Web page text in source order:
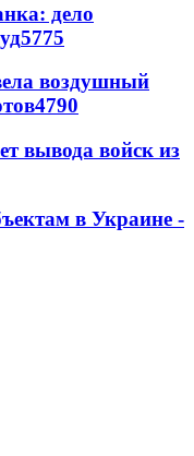
дело
5775
воздушный
4790
вывода войск из
в Украине -